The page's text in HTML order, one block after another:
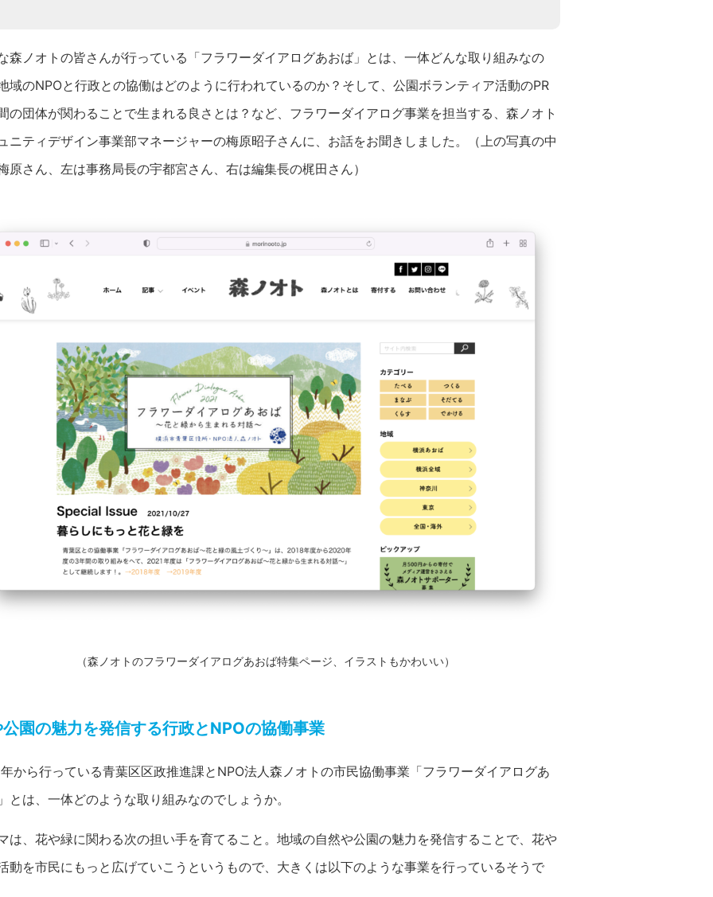
森ノオトの皆さんが行っている「フラワーダイアログあおば」とは、一体どんな取り組みなの
域のNPOと行政との協働はどのように行われているのか？そして、公園ボランティア活動のPR
の団体が関わることで生まれる良さとは？など、フラワーダイアログ事業を担当する、森ノオト
ニティデザイン事業部マネージャーの梅原昭子さんに、お話をお聞きしました。（上の写真の中
原さん、左は事務局長の宇都宮さん、右は編集長の梶田さん）
（森ノオトのフラワーダイアログあおば特集ページ、イラストもかわいい）
園の魅力を発信する行政とNPOの協働事業
から行っている青葉区区政推進課とNPO法人森ノオトの市民協働事業「フラワーダイアログあ
とは、一体どのような取り組みなのでしょうか。
は、花や緑に関わる次の担い手を育てること。地域の自然や公園の魅力を発信することで、花や
動を市民にもっと広げていこうというもので、大きくは以下のような事業を行っているそうで